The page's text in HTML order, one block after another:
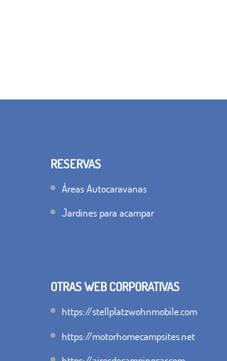
RESERVAS
Áreas Autocaravanas
Jardines para acampar
OTRAS WEB CORPORATIVAS
https://stellplatzwohnmobile.com
https://motorhomecampsites.net